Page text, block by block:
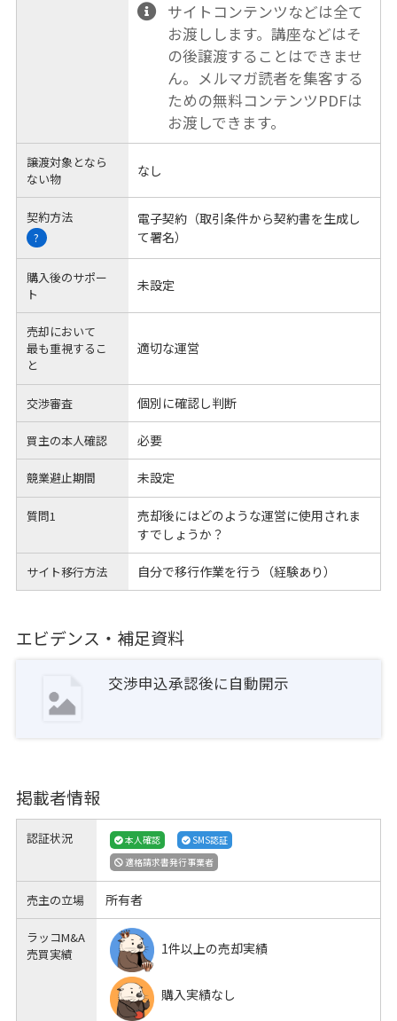
サイトコンテンツなどは全て
お渡しします。講座などはそ
の後譲渡することはできませ
ん。メルマガ読者を集客する
ための無料コンテンツPDFは
お渡しできます。
譲渡対象となら
ない物
なし
契約方法
?
電子契約（取引条件から契約書を生成し
て署名）
購入後のサポー
ト
未設定
売却において
最も重視するこ
と
適切な運営
交渉審査 個別に確認し判断
買主の本人確認 必要
競業避止期間 未設定
質問1
売却後にはどのような運営に使用されま
すでしょうか？
サイト移行方法 自分で移行作業を行う（経験あり）
エビデンス・補足資料
交渉申込承認後に自動開示
掲載者情報
認証状況 本人確認
SMS認証
適格請求書発行事業者
売主の立場 所有者
ラッコM&A
売買実績
1件以上の売却実績
購入実績なし